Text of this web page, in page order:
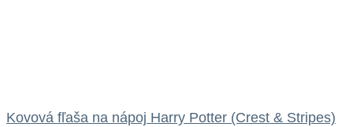
Kovová fľaša na nápoj Harry Potter (Crest & Stripes)